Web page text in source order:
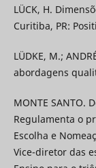
LÜCK, H.
Curitiba, PR:
LÜDKE, M.;
abordagens
MONTE SANTO.
Regulamenta o
Escolha e
Vice-diretor das